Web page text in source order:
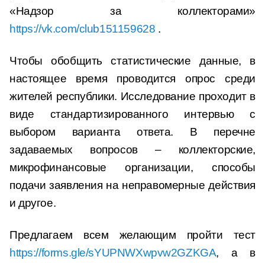
«Надзор за коллекторами»
https://vk.com/club151159628 .
Чтобы обобщить статистические данные, в
настоящее время проводится опрос среди
жителей республики. Исследование проходит в
виде стандартизированного интервью с
выбором варианта ответа. В перечне
задаваемых вопросов – коллекторские,
микрофинансовые организации, способы
подачи заявления на неправомерные действия
и другое.
Предлагаем всем желающим пройти тест
https://forms.gle/sYUPNWXwpvw2GZKGA, а в